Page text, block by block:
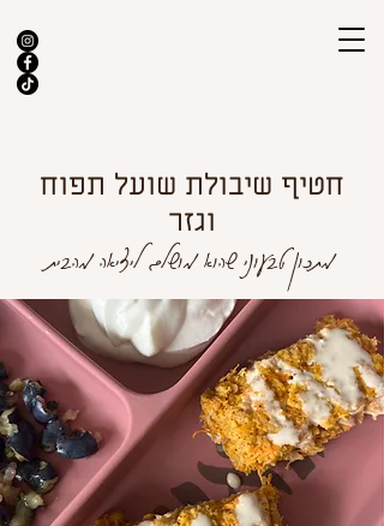
חטיף שיבולת שועל תפוח
וגזר
מתכון טבעוני שהוא מושלם ליציאה מהבית